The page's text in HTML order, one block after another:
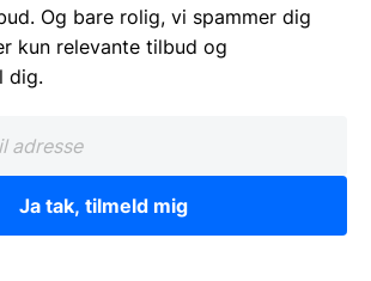
Og bare rolig, vi spammer dig
kun relevante tilbud og
dig.
Ja tak, tilmeld mig